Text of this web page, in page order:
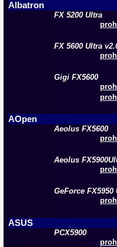
Albatron
FX 5200 Ultra
FX 5600 Ultra
Gigi FX5600
AOpen
Aeolus FX5600
Aeolus
GeForce FX5950
ASUS
PCX5900